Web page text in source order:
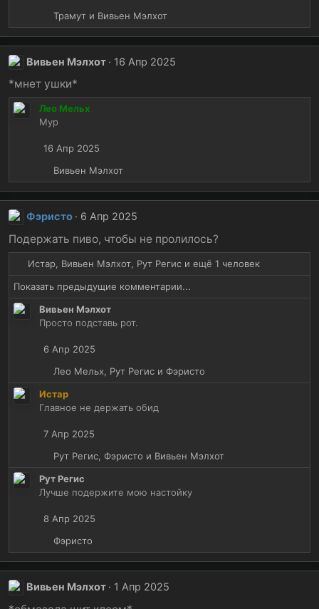
Р
е
ц
и
и
:
Трамут и Вивьен Мэлхот
Вивьен Мэлхот 16 Апр 2025
*мнет ушки*
Лео Мельх
Мур
16 Апр 2025
Р
е
ц
и
и
:
Вивьен Мэлхот
Фэристо 6 Апр 2025
Подержать пиво, чтобы не пролилось?
Р
а
Истар Вивьен Мэлхот Рут Регис и ещё 1 человек
Показать предыдущие комментарии...
Вивьен Мэлхот
Просто подставь рот.
6 Апр 2025
Р
а
к
и
и
Лео Мельх Рут Регис и Фэристо
Истар
Главное не держать обид
7 Апр 2025
Р
а
к
и
и
Рут Регис Фэристо и Вивьен Мэлхот
Рут Регис
Лучше подержите мою настойку
8 Апр 2025
Р
е
ц
Фэристо
Вивьен Мэлхот 1 Апр 2025